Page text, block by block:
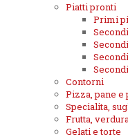
Piatti pronti
Primi
Contorni
Pizza, pane e
Specialita,
Frutta,
Gelati e torte